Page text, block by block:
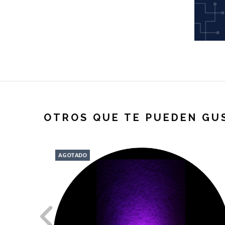
OTROS QUE TE PUEDEN
AGOTADO